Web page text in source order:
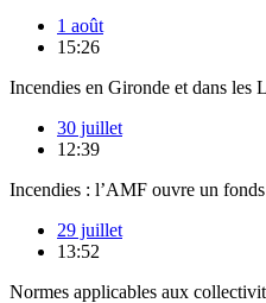
1 août
15:26
Incendies en Gironde et dans les
30 juillet
12:39
Incendies : l’AMF ouvre un
29 juillet
13:52
Normes applicables aux